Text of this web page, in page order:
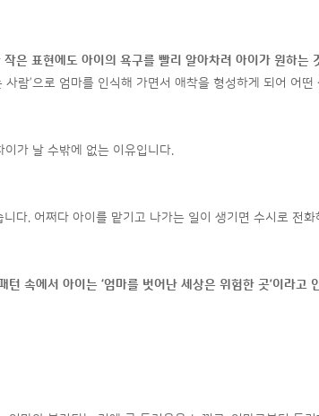
작은 표현에도 아이의 욕구를 빨리 알아차려 아이가 원하는
람’으로 엄마를 인식해 가면서 애착을 형성하게 되어 어
가 날 수밖에 없는 이유입니다.
다. 어쩌다 아이를 맡기고 나가는 일이 생기면 수시로 전
턴 속에서 아이는 ‘엄마를 벗어난 세상은 위험한 곳’이라고